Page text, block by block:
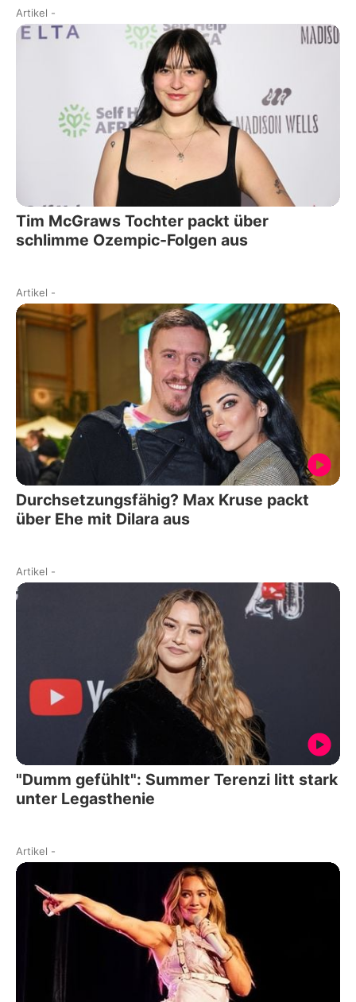
Artikel -
Tim McGraws Tochter packt über
schlimme Ozempic-Folgen aus
Artikel -
Durchsetzungsfähig? Max Kruse packt
über Ehe mit Dilara aus
Artikel -
"Dumm gefühlt": Summer Terenzi litt stark
unter Legasthenie
Artikel -